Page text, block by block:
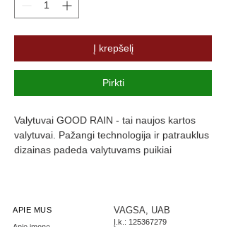
Į krepšelį
Pirkti
Valytuvai GOOD RAIN - tai naujos kartos
valytuvai. Pažangi technologija ir patrauklus
dizainas padeda valytuvams puikiai
triukšmą ir užtikrina komfortą.
APIE MUS
Apie įmonę
VAGSA, UAB
Į.k.: 125367279